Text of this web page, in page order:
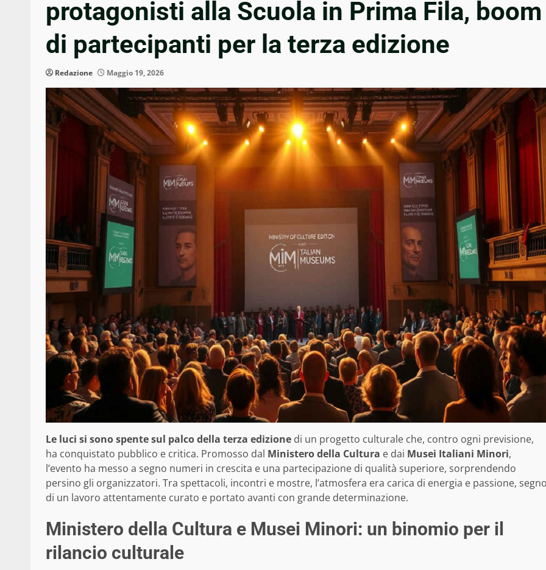
protagonisti alla Scuola in Prima Fila, boom
di partecipanti per la terza edizione
Redazione Maggio 19, 2026
Le luci si sono spente sul palco della terza edizione di un progetto culturale che, contro ogni previsione,
ha conquistato pubblico e critica. Promosso dal Ministero della Cultura e dai Musei Italiani Minori,
l’evento ha messo a segno numeri in crescita e una partecipazione di qualità superiore, sorprendendo
persino gli organizzatori. Tra spettacoli, incontri e mostre, l’atmosfera era carica di energia e passione,
di un lavoro attentamente curato e portato avanti con grande determinazione.
Ministero della Cultura e Musei Minori: un binomio per il
rilancio culturale